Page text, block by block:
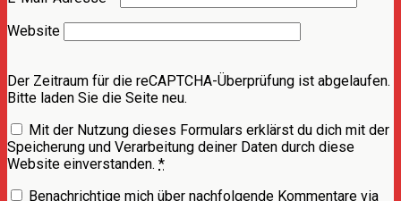
Website
Der Zeitraum für die reCAPTCHA-Überprüfung ist abgelaufen.
Bitte laden Sie die Seite neu.
Mit der Nutzung dieses Formulars erklärst du dich mit der
Speicherung und Verarbeitung deiner Daten durch diese
Website einverstanden. *
Benachrichtige mich über nachfolgende Kommentare via